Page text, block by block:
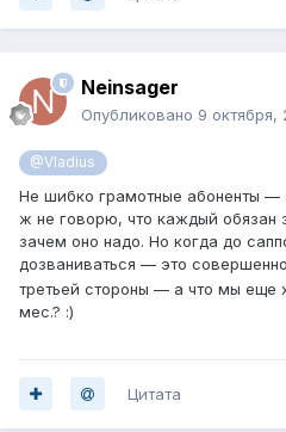
Neinsager
Опубликовано 9 октября,
@Vladius
Не шибко грамотные абоненты —
ж не говорю, что каждый обязан
зачем оно надо. Но когда до
дозваниваться — это
третьей стороны — а что мы еще
мес.? :)
Цитата